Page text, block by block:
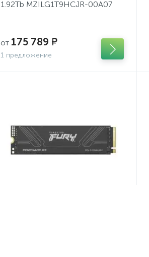
1.92Tb MZILG1T9HCJR-00A07
от 175 789 ₽
1 предложение